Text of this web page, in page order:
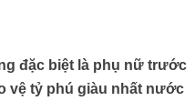
đặc biệt là phụ nữ trước
vệ tỷ phú giàu nhất nước